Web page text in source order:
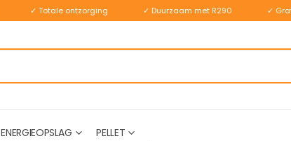
✓ Totale ontzorging ✓ Duurzaam met R290 ✓
ENERGIEOPSLAG PELLET